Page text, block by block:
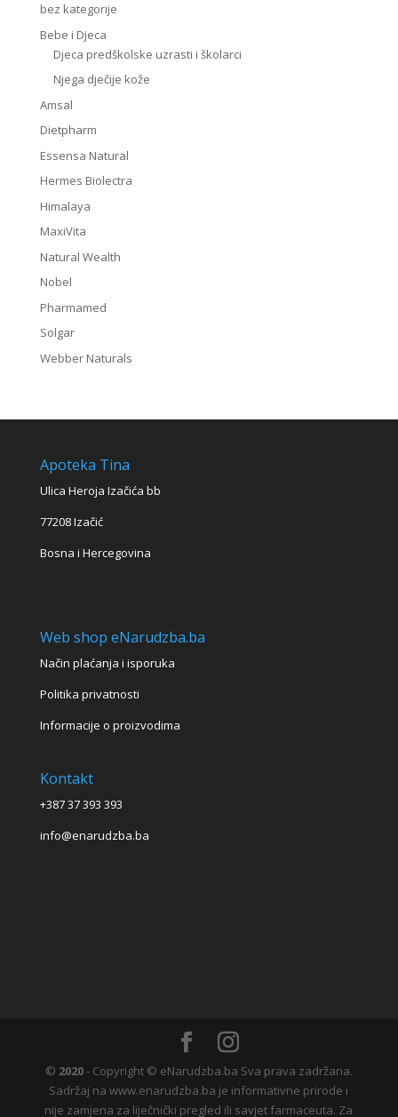
bez kategorije
Bebe i Djeca
Djeca predškolske uzrasti i školarci
Njega dječije kože
Amsal
Dietpharm
Essensa Natural
Hermes Biolectra
Himalaya
MaxiVita
Natural Wealth
Nobel
Pharmamed
Solgar
Webber Naturals
Apoteka Tina
Ulica Heroja Izačića bb
77208 Izačić
Bosna i Hercegovina
Web shop eNarudzba.ba
Način plaćanja i isporuka
Politika privatnosti
Informacije o proizvodima
Kontakt
+387 37 393 393
info@enarudzba.ba
© 2020- Copyright © eNarudzba.ba Sva prava zadržana.
Sadržaj na www.enarudzba.ba je informativne prirode i
nije zamjena za liječnički pregled ili savjet farmaceuta. Za